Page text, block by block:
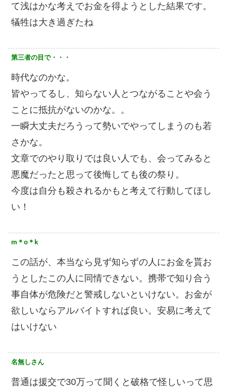
て浅はかな考えでお金を得ようとした結果です。
犠牲は大き過ぎたね
第三者の目で・・・
時代なのかな。
皆やってるし、知らない人とつながることや会う
ことに抵抗がないのかな。。
一瞬大丈夫だろうって勢いでやってしまうのも若
さかな。
文章でのやり取りでは良い人でも、会ってみると
悪魔だったと思って後悔しても後の祭り。
今度は自分も殺されるかもと考えて行動してほし
い！
m＊o＊k
この話が、本当なら見ず知らずの人にお金を貰お
うとしたこの人に同情できない。携帯で知り合う
事自体が危険だと警戒しないといけない。お金が
欲しいならアルバイトすれば良い。安易に考えて
はいけない
名無しさん
普通は援交で30万って聞くと破格で怪しいって思